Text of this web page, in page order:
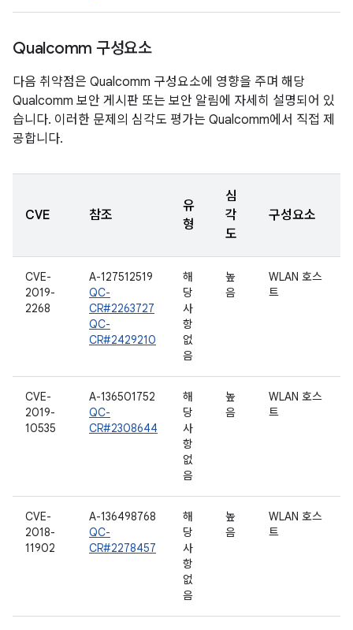
Qualcomm 구성요소
다음 취약점은 Qualcomm 구성요소에 영향을 주며 해당
Qualcomm 보안 게시판 또는 보안 알림에 자세히 설명되어 있
습니다. 이러한 문제의 심각도 평가는 Qualcomm에서 직접 제
공합니다.
CVE 참조
유
형
심
각
도
구성요소
CVE-
2019-
2268
A-127512519
QC-
CR#2263727
QC-
CR#2429210
해
당
사
항
없
음
높
음
WLAN 호스
트
CVE-
2019-
10535
A-136501752
QC-
CR#2308644
해
당
사
항
없
음
높
음
WLAN 호스
트
CVE-
2018-
11902
A-136498768
QC-
CR#2278457
해
당
사
항
없
음
높
음
WLAN 호스
트